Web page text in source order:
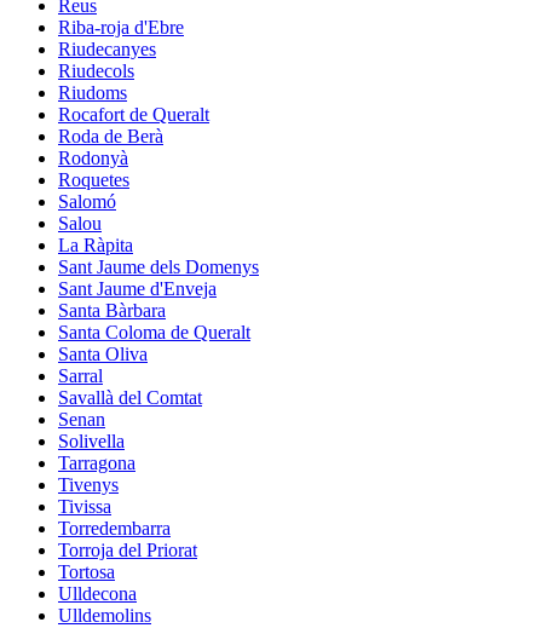
Reus
Riba-roja d'Ebre
Riudecanyes
Riudecols
Riudoms
Rocafort de Queralt
Roda de Berà
Rodonyà
Roquetes
Salomó
Salou
La Ràpita
Sant Jaume dels Domenys
Sant Jaume d'Enveja
Santa Bàrbara
Santa Coloma de Queralt
Santa Oliva
Sarral
Savallà del Comtat
Senan
Solivella
Tarragona
Tivenys
Tivissa
Torredembarra
Torroja del Priorat
Tortosa
Ulldecona
Ulldemolins